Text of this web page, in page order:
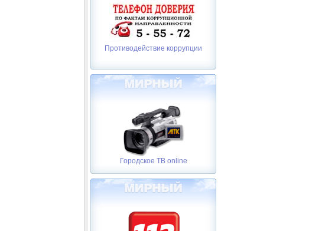
Противодействие коррупции
Городское ТВ online